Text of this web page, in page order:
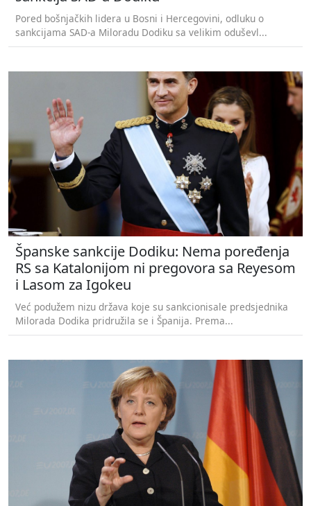
Pored bošnjačkih lidera u Bosni i Hercegovini, odluku o
sankcijama SAD-a Miloradu Dodiku sa velikim oduševl...
Španske sankcije Dodiku: Nema poređenja
RS sa Katalonijom ni pregovora sa Reyesom
i Lasom za Igokeu
Već podužem nizu država koje su sankcionisale predsjednika
Milorada Dodika pridružila se i Španija. Prema...